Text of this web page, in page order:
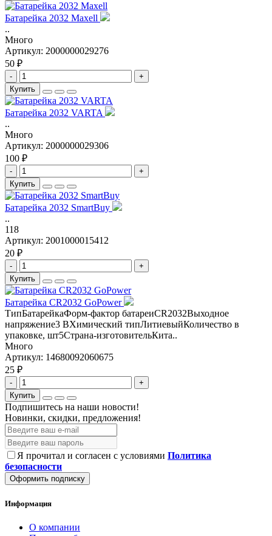
Батарейка 2032 Maxell
..
Много
Артикул: 2000000029276
50 ₽
-
+
Купить
Батарейка 2032 VARTA
..
Много
Артикул: 2000000029306
100 ₽
-
+
Купить
Батарейка 2032 SmartBuy
..
118
Артикул: 2001000015412
20 ₽
-
+
Купить
Батарейка CR2032 GoPower
ТипБатарейкаФорм-фактор батареиCR2032Выходное
напряжение3 ВХимический типЛитиевыйКоличество в
упаковке, шт5Страна-изготовительКита..
Много
Артикул: 14680092060675
25 ₽
-
+
Купить
Подпишитесь на наши новости!
Новинки, скидки, предложения!
Я прочитал и согласен с условиями Политика
безопасности
Оформить подписку
Информация
О компании